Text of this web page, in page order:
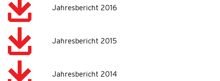
Jahresbericht 2016
Jahresbericht 2015
Jahresbericht 2014